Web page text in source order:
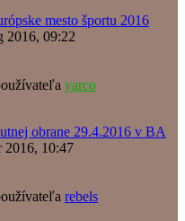
mesto športu 2016
2016, 09:22
yarco
obrane 29.4.2016 v BA
2016, 10:47
rebels